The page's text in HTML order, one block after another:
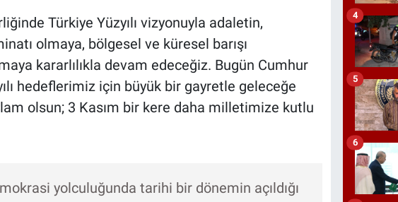
Türkiye Yüzyılı vizyonuyla adaletin,
olmaya, bölgesel ve küresel barışı
kararlılıkla devam edeceğiz. Bugün Cumhur
hedeflerimiz için büyük bir gayretle geleceğe
olsun; 3 Kasım bir kere daha milletimize kutlu
yolculuğunda tarihi bir dönemin açıldığı
4
5
6